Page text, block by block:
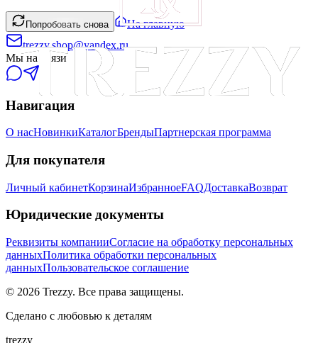
Попробовать снова
На главную
trezzy.shop@yandex.ru
Мы на связи
Навигация
О насНовинкиКаталогБрендыПартнерская программа
Для покупателя
Личный кабинетКорзинаИзбранноеFAQДоставкаВозврат
Юридические документы
Реквизиты компанииСогласие на обработку персональных
данныхПолитика обработки персональных
данныхПользовательское соглашение
© 2026 Trezzy. Все права защищены.
Сделано с любовью к деталям
trezzy